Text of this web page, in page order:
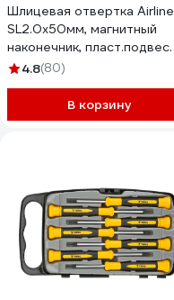
Шлицевая отвертка Airline
SL2.0x50мм, магнитный
наконечник, пласт.подвес
ATAW020
4.8(80)
В корзину